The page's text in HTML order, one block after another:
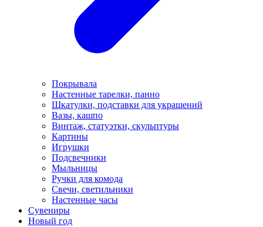
Покрывала
Настенные тарелки, панно
Шкатулки, подставки для украшений
Вазы, кашпо
Винтаж, статуэтки, скульптуры
Картины
Игрушки
Подсвечники
Мыльницы
Ручки для комода
Свечи, светильники
Настенные часы
Сувениры
Новый год